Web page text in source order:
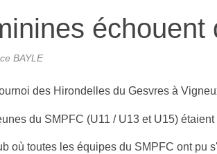
BAYLE
des Hirondelles du Gesvres à
du SMPFC (U11 / U13 et U15)
où toutes les équipes du SMPFC ont pu